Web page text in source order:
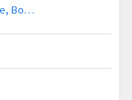
Lifeliner 4 naar Groningen Airport Eelde, Boerendijk